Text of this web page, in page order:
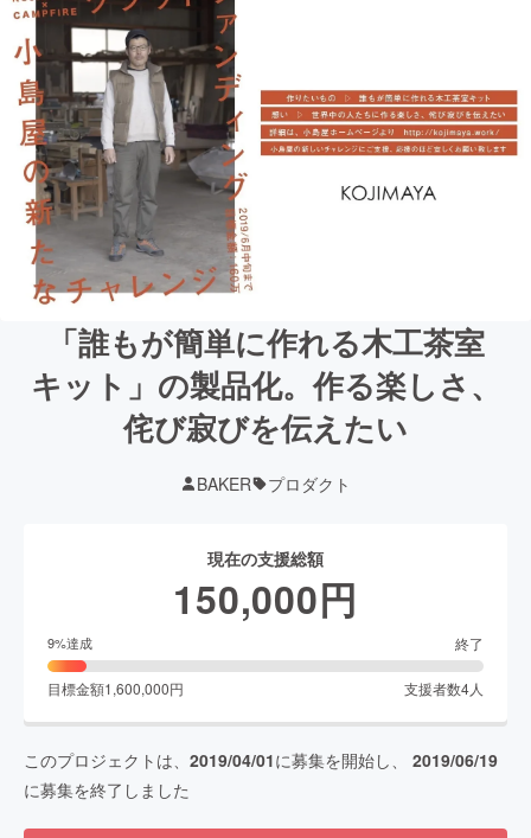
「誰もが簡単に作れる木工茶室
キット」の製品化。作る楽しさ、
侘び寂びを伝えたい
BAKER プロダクト
現在の支援総額
150,000円
9%達成 終了
目標金額1,600,000円 支援者数4人
このプロジェクトは、 2019/04/01に募集を開始し、 2019/06/19
に募集を終了しました